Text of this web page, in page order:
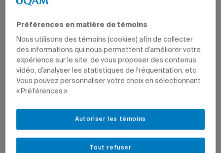
Stéphanie Tremblay, Kaspar Philipp Schattke,
Doucerain. Les professeurs Richard Matthew
Pollard, Denise Médico, Luca Gili et Isabelle
Dumont n’apparaissent pas sur la photo.
Photo: Nathalie St-Pierre
La Faculté des sciences humaines, qui réunit neuf
départements et école, a accueilli récemment neuf
professoral fort de plus de 250 membres.
sexologie) a soutenu sa thèse de doctorat à l’Université
Préférences en matière de témoins
Nous utilisons des témoins (cookies) afin de collecter
des informations qui nous permettent d’améliorer votre
expérience sur le site, de vous proposer des contenus
vidéo, d’analyser les statistiques de fréquentation, etc.
Vous pouvez personnaliser votre choix en sélectionnant
« Préférences ».
Tout refuser
Autoriser les témoins